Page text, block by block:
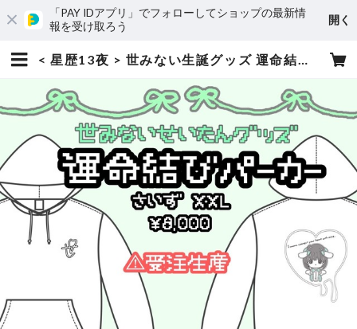
「PAY IDアプリ」でフォローしてショップの最新情
報を受け取ろう
開く
< 星歴13夜 > 世みない生誕グッズ 運命結びパーカー | コドモメンタルWEBSHOP